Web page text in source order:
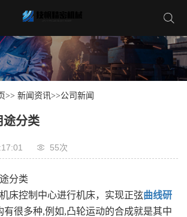
>> 新闻资讯>>公司新闻
途分类
55次
分类
床控制中心进行机床，实现正弦曲线研
有很多种,例如,凸轮运动的合成就是其中